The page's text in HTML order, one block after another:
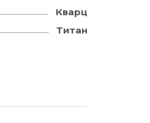
Кварц
Титан